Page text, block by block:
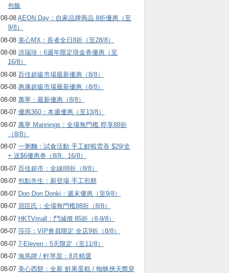
包飯
08-08 AEON Day：自家品牌商品 8折優惠（至
9/8）
08-08 美心MX：長者全日8折（至28/8）
08-08 洪瑞珍：6週年限定現金券優惠（至
16/8）
08-08 百佳超級市場最新優惠（8/8）
08-08 惠康超級市場最新優惠（8/8）
08-08 萬寧：最新優惠（8/8）
08-07 優惠360：本週優惠（至13/8）
08-07 萬寧 Mannings：全場無門檻 即享88折
（8/8）
08-07 一粥麵：試食活動 手工鮮蝦雲吞 $29/盒
+ 送$6優惠券（8/8、16/8）
08-07 百佳超市：全線88折（8/8）
08-07 包點先生：新登場 手工煎餅
08-07 Don Don Donki：週末優惠（至9/8）
08-07 屈臣氏：全場無門檻88折（8/8）
08-07 HKTVmall ：鬥減價 85折（8-9/8）
08-07 莎莎：VIP會員限定 全店9折（8/8）
08-07 7-Eleven：5天限定（至11/8）
08-07 海馬牌 / 軒琴居：8月精選
08-07 美心西餅：全新 鮮果蛋糕 / 蜘蛛俠天際穿